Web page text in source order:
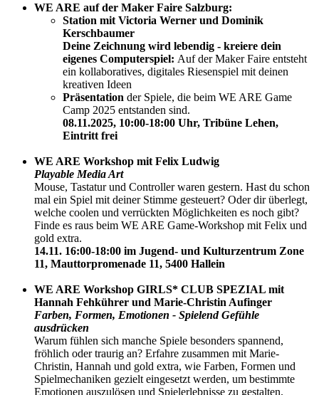
WE ARE auf der Maker Faire Salzburg:
Station mit Victoria Werner und Dominik
Kerschbaumer
Deine Zeichnung wird lebendig - kreiere dein
eigenes Computerspiel: Auf der Maker Faire entsteht
ein kollaboratives, digitales Riesenspiel mit deinen
kreativen Ideen
Präsentation der Spiele, die beim WE ARE Game
Camp 2025 entstanden sind.
08.11.2025, 10:00-18:00 Uhr, Tribüne Lehen,
Eintritt frei
WE ARE Workshop mit Felix Ludwig
Playable Media Art
Mouse, Tastatur und Controller waren gestern. Hast du schon
mal ein Spiel mit deiner Stimme gesteuert? Oder dir überlegt,
welche coolen und verrückten Möglichkeiten es noch gibt?
Finde es raus beim WE ARE Game-Workshop mit Felix und
gold extra.
14.11. 16:00-18:00 im Jugend- und Kulturzentrum Zone
11, Mauttorpromenade 11, 5400 Hallein
WE ARE Workshop GIRLS* CLUB SPEZIAL mit
Hannah Fehkührer und Marie-Christin Aufinger
Farben, Formen, Emotionen - Spielend Gefühle
ausdrücken
Warum fühlen sich manche Spiele besonders spannend,
fröhlich oder traurig an? Erfahre zusammen mit Marie-
Christin, Hannah und gold extra, wie Farben, Formen und
Spielmechaniken gezielt eingesetzt werden, um bestimmte
Emotionen auszulösen und Spielerlebnisse zu gestalten.